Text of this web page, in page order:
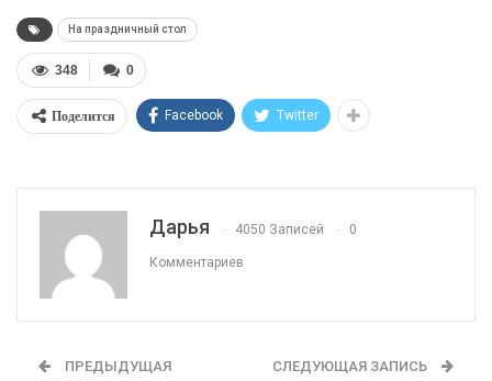
На праздничный стол
0
348
Поделится Facebook Twitter
Дарья 4050 Записей 0
Комментариев
ПРЕДЫДУЩАЯ
СЛЕДУЮЩАЯ ЗАПИСЬ